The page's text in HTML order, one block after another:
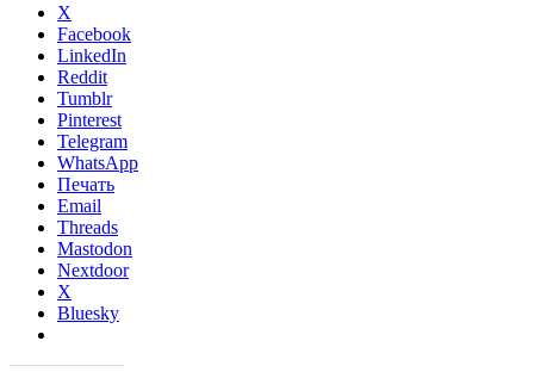
X
Facebook
LinkedIn
Reddit
Tumblr
Pinterest
Telegram
WhatsApp
Печать
Email
Threads
Mastodon
Nextdoor
X
Bluesky